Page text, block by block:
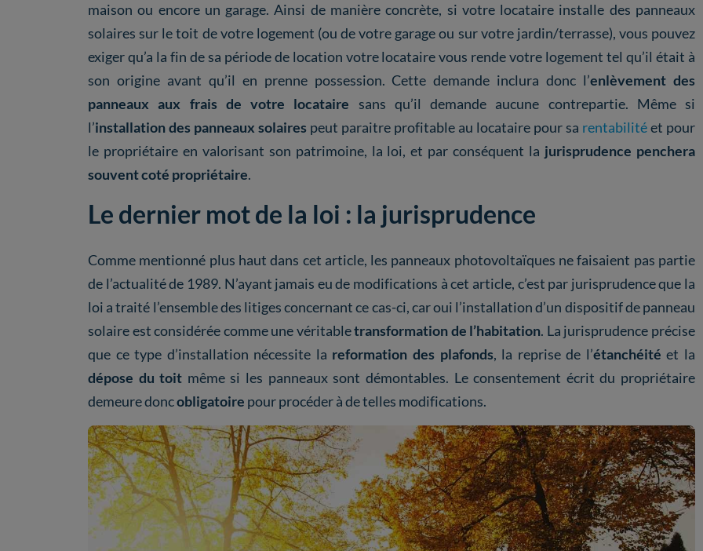
maison ou encore un garage. Ainsi de manière concrète, si votre locataire installe des panneaux
solaires sur le toit de votre logement (ou de votre garage ou sur votre jardin/terrasse), vous pouvez
exiger qu’a la fin de sa période de location votre locataire vous rende votre logement tel qu’il était à
son origine avant qu’il en prenne possession. Cette demande inclura donc l’enlèvement des
panneaux aux frais de votre locataire sans qu’il demande aucune contrepartie. Même si
l’installation des panneaux solaires peut paraitre profitable au locataire pour sa rentabilitéet pour
le propriétaire en valorisant son patrimoine, la loi, et par conséquent la jurisprudence penchera
souvent coté propriétaire.
Le dernier mot de la loi : la jurisprudence
Comme mentionné plus haut dans cet article, les panneaux photovoltaïques ne faisaient pas partie
de l’actualité de 1989. N’ayant jamais eu de modifications à cet article, c’est par jurisprudence que la
loi a traité l’ensemble des litiges concernant ce cas-ci, car oui l’installation d’un dispositif de panneau
solaire est considérée comme une véritabletransformation de l’habitation. La jurisprudence précise
que ce type d’installation nécessite la reformation des plafonds, la reprise de l’étanchéité et la
dépose du toit même si les panneaux sont démontables. Le consentement écrit du propriétaire
demeure doncobligatoire pour procéder à de telles modifications.